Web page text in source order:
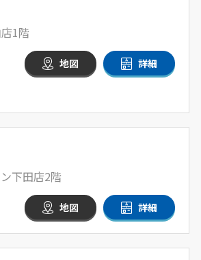
1階
地図 詳細
下田店2階
地図 詳細